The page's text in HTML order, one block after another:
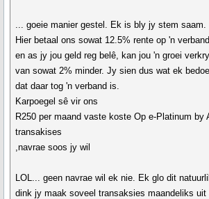
... goeie manier gestel. Ek is bly jy stem saam.
Hier betaal ons sowat 12.5% rente op 'n verband
en as jy jou geld reg belê, kan jou 'n groei verkry
van sowat 2% minder. Jy sien dus wat ek bedoel
dat daar tog 'n verband is.
Karpoegel sê vir ons
R250 per maand vaste koste Op e-Platinum by
transakises
,navrae soos jy wil
LOL... geen navrae wil ek nie. Ek glo dit
dink jy maak soveel transaksies maandeliks uit